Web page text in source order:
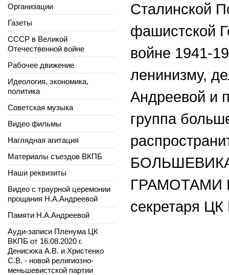
Сталинской
фашистской
войне 1941-
ленинизму,
Андреевой и
группа
ГРАМОТАМИ
секретаря
Организации
Газеты
СССР в Великой
Отечественной войне
Рабочее движение
Идеология, экономика,
политика
Советская музыка
Видео фильмы
Наглядная агитация
Материалы съездов ВКПБ
Наши реквизиты
Видео с траурной церемонии
прощания Н.А.Андреевой
Памяти Н.А.Андреевой
Ауди-записи Пленума ЦК
ВКПБ от 16.08.2020 г.
Денисюка А.В. и Христенко
С.В. - новой религиозно-
меньшевистской партии